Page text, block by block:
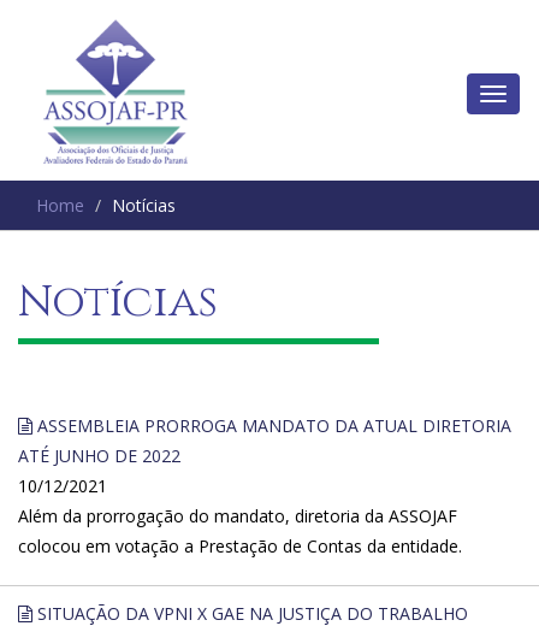
Home Notícias
Notícias
ASSEMBLEIA PRORROGA MANDATO DA ATUAL DIRETORIA
ATÉ JUNHO DE 2022
10/12/2021
Além da prorrogação do mandato, diretoria da ASSOJAF
colocou em votação a Prestação de Contas da entidade.
SITUAÇÃO DA VPNI X GAE NA JUSTIÇA DO TRABALHO